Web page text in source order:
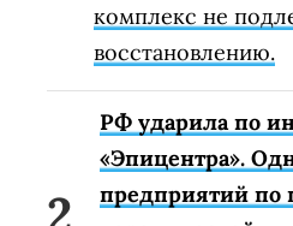
комплекс не
восстановлению.
РФ ударила по
«Эпицентра».
предприятий по